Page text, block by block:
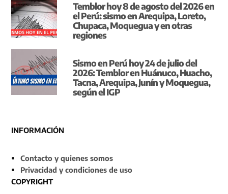
Temblor hoy 8 de agosto del 2026 en
el Perú: sismo en Arequipa, Loreto,
Chupaca, Moquegua y en otras
regiones
Sismo en Perú hoy 24 de julio del
2026: Temblor en Huánuco, Huacho,
Tacna, Arequipa, Junín y Moquegua,
según el IGP
INFORMACIÓN
Contacto y quienes somos
Privacidad y condiciones de uso
COPYRIGHT